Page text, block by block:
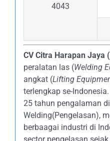
4043
CV Citra Harapan Jaya
peralatan las (Welding
angkat (Lifting
terlengkap se-
25 tahun pengalaman
Welding(Pengelasan),
berbaagai industri di
sector pengelasan sejak